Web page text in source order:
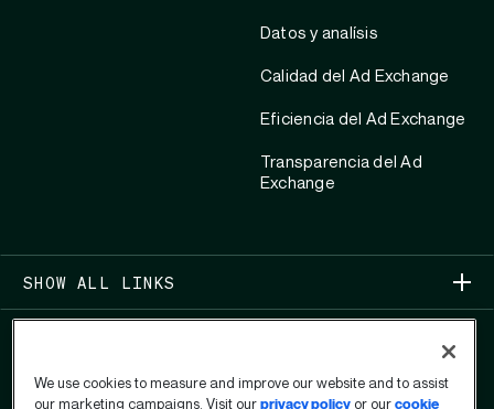
Datos y analísis
Calidad del Ad Exchange
Eficiencia del Ad Exchange
Transparencia del Ad
Exchange
SHOW ALL LINKS
We use cookies to measure and improve our website and to assist
our marketing campaigns. Visit our privacy policy or ourcookie